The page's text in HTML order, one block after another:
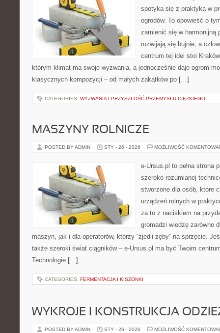
spotyka się z praktyką w
ogrodów. To opowieść o
zamienić się w harmonijną
rozwijają się bujnie, a
centrum tej idei stoi
którym klimat ma swoje wyzwania, a jednocześnie daje ogrom
klasycznych kompozycji – od małych zakątków po […]
CATEGORIES: WYZWANIA I PRZYSZŁOŚĆ PRZEMYSŁU CIĘŻKIEGO
MASZYNY ROLNICZE
POSTED BY ADMIN STY - 26 - 2026 MOŻLIWOŚĆ
e-Ursus.pl to pełna strona
szeroko rozumianej
stworzone dla osób, które
urządzeń rolnych w
za to z naciskiem na
gromadzi wiedzę zarówno
maszyn, jak i dla operatorów, którzy “zjedli zęby” na sprzęcie.
także szeroki świat ciągników – e-Ursus.pl ma być Twoim
Technologie […]
CATEGORIES: FERMENTACJA I KISZONKI
WYKROJE I KONSTRUKCJA
POSTED BY ADMIN STY - 26 - 2026 MOŻLIWOŚĆ